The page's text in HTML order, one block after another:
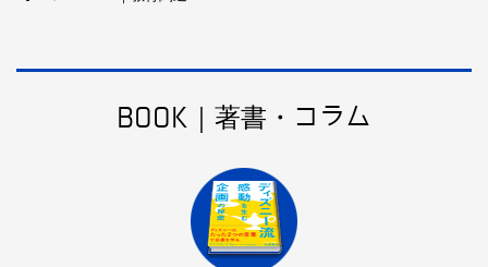
BOOK｜著書・コラム